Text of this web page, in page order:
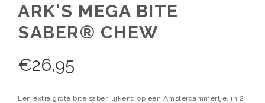
ARK'S MEGA BITE
SABER® CHEW
€26,95
Een extra grote bite saber, lijkend op een Amsterdammertje, in 2